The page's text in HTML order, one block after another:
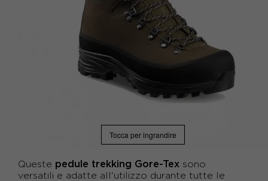
Tocca per ingrandire
Queste pedule trekking Gore-Tex sono
versatili e adatte all'utilizzo durante tutte le